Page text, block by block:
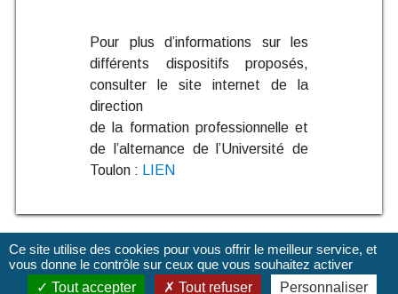
Pour plus d’informations sur les
différents dispositifs proposés,
consulter le site internet de la
direction
de la formation professionnelle et
de l’alternance de l’Université de
Toulon : LIEN
Ce site utilise des cookies pour vous offrir le meilleur service, et
vous donne le contrôle sur ceux que vous souhaitez activer
Tout accepter
Tout refuser Personnaliser